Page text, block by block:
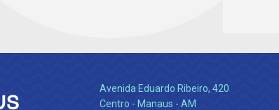
Avenida Eduardo Ribeiro, 420
Centro - Manaus - AM